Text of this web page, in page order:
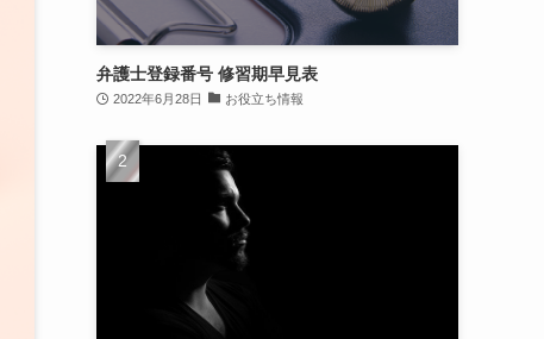
弁護士登録番号 修習期早見表
2022年6月28日 お役立ち情報